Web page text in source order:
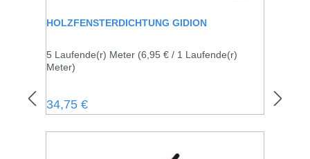
HOLZFENSTERDICHTUNG GIDION
5 Laufende(r) Meter (6,95 € / 1 Laufende(r)
Meter)
Regulärer Preis:
34,75 €